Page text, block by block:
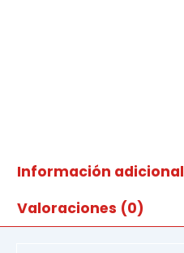
Información adicional
Valoraciones (0)